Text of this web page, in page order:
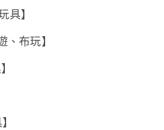
具】
、布玩】